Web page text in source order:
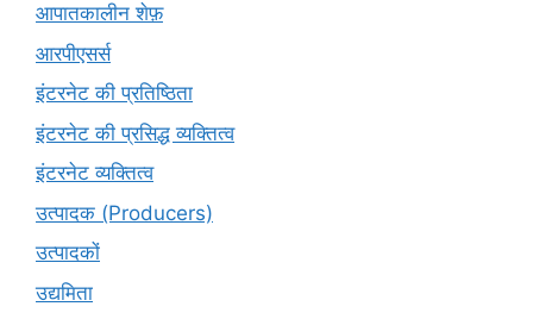
आपातकालीन शेफ़
आरपीएसर्स
इंटरनेट की प्रतिष्ठिता
इंटरनेट की प्रसिद्ध व्यक्तित्व
इंटरनेट व्यक्तित्व
उत्पादक (Producers)
उत्पादकों
उद्यमिता